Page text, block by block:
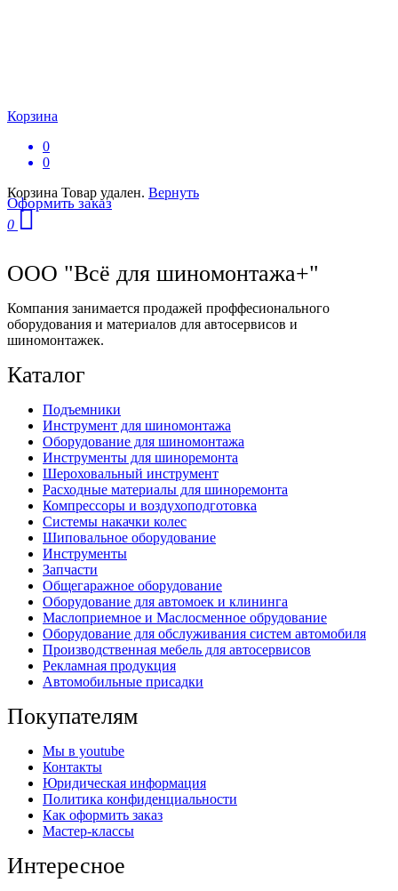
Корзина
0
0
Корзина Товар удален. Вернуть
0
Оформить заказ
ООО "Всё для шиномонтажа+"
Компания занимается продажей проффесионального
оборудования и материалов для автосервисов и
шиномонтажек.
Каталог
Подъемники
Инструмент для шиномонтажа
Оборудование для шиномонтажа
Инструменты для шиноремонта
Шероховальный инструмент
Расходные материалы для шиноремонта
Компрессоры и воздухоподготовка
Системы накачки колес
Шиповальное оборудование
Инструменты
Запчасти
Общегаражное оборудование
Оборудование для автомоек и клининга
Маслоприемное и Маслосменное обрудование
Оборудование для обслуживания систем автомобиля
Производственная мебель для автосервисов
Рекламная продукция
Автомобильные присадки
Покупателям
Мы в youtube
Контакты
Юридическая информация
Политика конфиденциальности
Как оформить заказ
Мастер-классы
Интересное